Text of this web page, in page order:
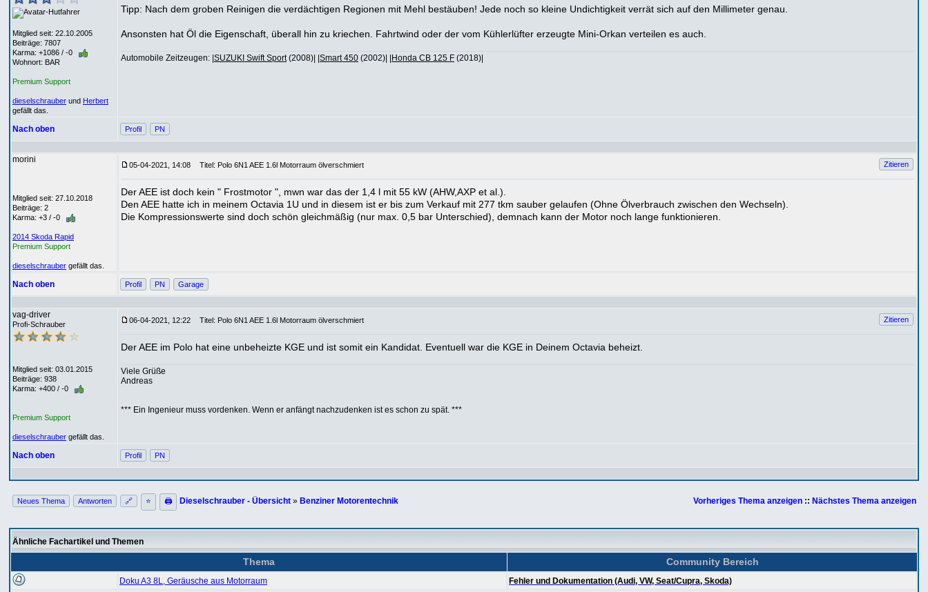
Mitglied seit: 22.10.2005
Beiträge: 7807
Karma: +1086 / -0
Wohnort: BAR
Premium Support
dieselschrauber und Herbert
gefällt das.
Tipp: Nach dem groben Reinigen die verdächtigen Regionen mit Mehl bestäuben! Jede noch so kleine Undichtigkeit verrät sich auf den Millimeter genau.
Ansonsten hat Öl die Eigenschaft, überall hin zu kriechen. Fahrtwind oder der vom Kühlerlüfter erzeugte Mini-Orkan verteilen es auch.
Automobile Zeitzeugen: | SUZUKI Swift Sport(2008)| | Smart 450 (2002)| | Honda CB 125 F (2018)|
Nach oben Profil PN
morini
Mitglied seit: 27.10.2018
Beiträge: 2
Karma: +3 / -0
2014 Skoda Rapid
Premium Support
dieselschrauber gefällt das.
05-04-2021, 14:08 Titel: Polo 6N1 AEE 1.6l Motorraum ölverschmiert Zitieren
Der AEE ist doch kein " Frostmotor ", mwn war das der 1,4 l mit 55 kW (AHW,AXP et al.).
Den AEE hatte ich in meinem Octavia 1U und in diesem ist er bis zum Verkauf mit 277 tkm sauber gelaufen (Ohne Ölverbrauch zwischen den Wechseln).
Die Kompressionswerte sind doch schön gleichmäßig (nur max. 0,5 bar Unterschied), demnach kann der Motor noch lange funktionieren.
Nach oben Profil PN Garage
vag-driver
Profi-Schrauber
Mitglied seit: 03.01.2015
Beiträge: 938
Karma: +400 / -0
Premium Support
dieselschrauber gefällt das.
06-04-2021, 12:22 Titel: Polo 6N1 AEE 1.6l Motorraum ölverschmiert Zitieren
Der AEE im Polo hat eine unbeheizte KGE und ist somit ein Kandidat. Eventuell war die KGE in Deinem Octavia beheizt.
Viele Grüße
Andreas
*** Ein Ingenieur muss vordenken. Wenn er anfängt nachzudenken ist es schon zu spät. ***
Nach oben Profil PN
Neues Thema Antworten 🔗 ⭐ 🖨 Dieselschrauber - Übersicht » Benziner Motorentechnik Vorheriges Thema anzeigen :: Nächstes Thema anzeigen
Ähnliche Fachartikel und Themen
Thema Community Bereich
Doku A3 8L, Geräusche aus Motorraum Fehler und Dokumentation (Audi, VW, Seat/Cupra, Skoda)